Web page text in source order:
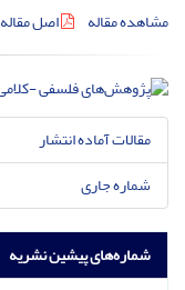
مشاهده مقاله
اصل مقاله
مقالات آماده انتشار
شماره جاری
شماره‌های پیشین نشریه